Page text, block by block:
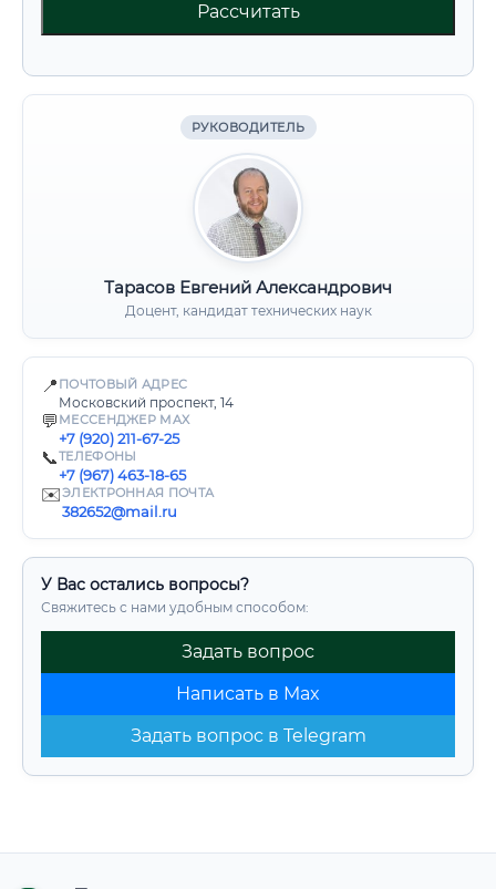
Рассчитать
РУКОВОДИТЕЛЬ
Тарасов Евгений Александрович
Доцент, кандидат технических наук
📍 ПОЧТОВЫЙ АДРЕС
Московский проспект, 14
💬 МЕССЕНДЖЕР MAX
+7 (920) 211-67-25
📞ТЕЛЕФОНЫ
+7 (967) 463-18-65
✉️ЭЛЕКТРОННАЯ ПОЧТА
382652@mail.ru
У Вас остались вопросы?
Свяжитесь с нами удобным способом:
Задать вопрос
Написать в Max
Задать вопрос в Telegram